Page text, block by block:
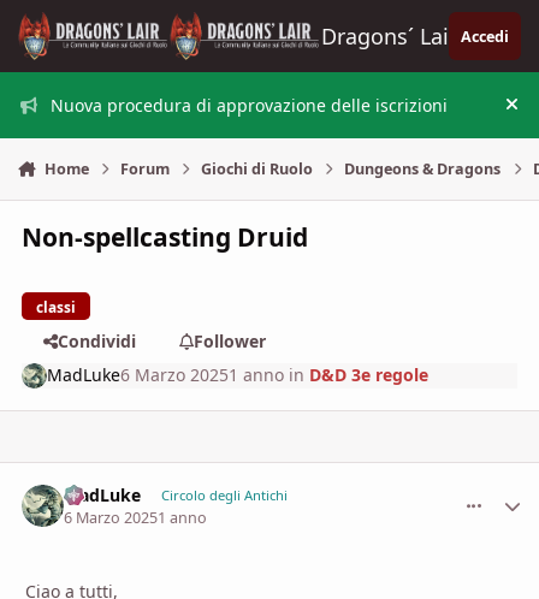
Vai al contenuto
Dragons´ Lair Accedi
Nuova procedura di approvazione delle iscrizioni
Home Forum Giochi di Ruolo Dungeons & Dragons
Non-spellcasting Druid
classi
Condividi
Follower
MadLuke6 Marzo 20251 anno in D&D 3e regole
MadLuke Circolo degli Antichi
6 Marzo 20251 anno
Ciao a tutti,